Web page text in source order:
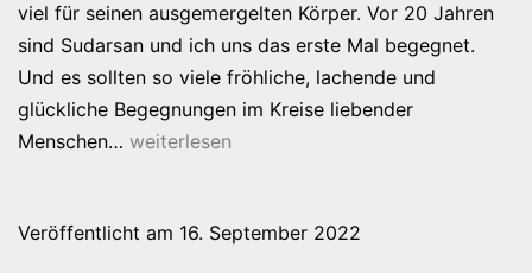
viel für seinen ausgemergelten Körper. Vor 20 Jahren
sind Sudarsan und ich uns das erste Mal begegnet.
Und es sollten so viele fröhliche, lachende und
glückliche Begegnungen im Kreise liebender
Menschen… Sudarsan
weiterlesen
Veröffentlicht am 16. September 2022